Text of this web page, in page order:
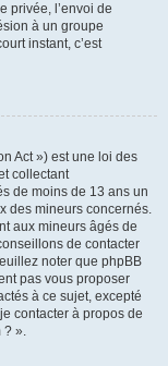
privée, l’envoi de
à un groupe
instant, c’est
Act ») est une loi des
collectant
de moins de 13 ans un
des mineurs concernés.
aux mineurs âgés de
de contacter
noter que phpBB
pas vous proposer
à ce sujet, excepté
contacter à propos de
? ».